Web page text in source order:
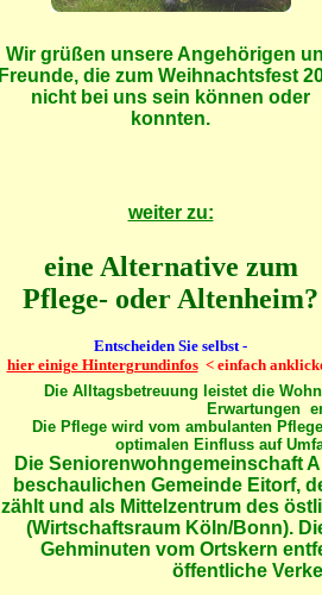
Wir grüßen unsere Angehörigen
Freunde, die zum Weihnachtsfest
nicht bei uns sein können oder
konnten.
weiter zu:
eine Alternative zum
Pflege- oder Altenheim?
Entscheiden Sie selbst -
hier einige Hintergrundinfos< einfach
Die Alltagsbetreuung leistet die
Erwartungen
Die Pflege wird vom ambulanten
optimalen Einfluss auf
Die Seniorenwohngemeinschaft
beschaulichen Gemeinde Eitorf,
zählt und als Mittelzentrum des
(Wirtschaftsraum Köln/Bonn).
Gehminuten vom Ortskern
öffentliche